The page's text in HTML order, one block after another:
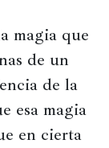
magia que
de un
de la
esa magia
en cierta